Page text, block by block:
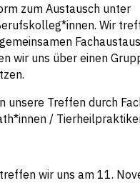
zum Austausch unter
Wir
wir uns über einen
unsere Treffen durch
/
wir uns am 11.